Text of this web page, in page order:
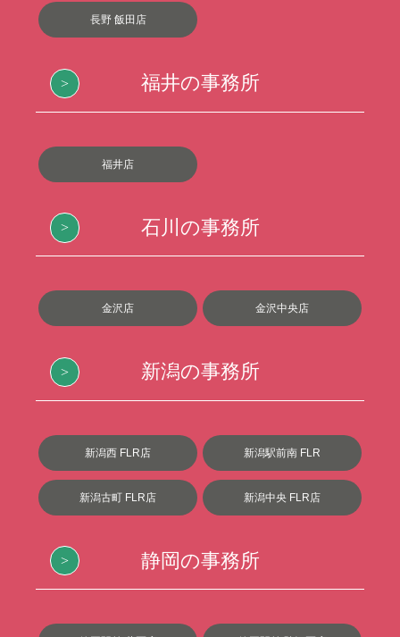
長野 飯田店
福井の事務所
福井店
石川の事務所
金沢店 金沢中央店
新潟の事務所
新潟西 FLR店 新潟駅前南 FLR
新潟古町 FLR店 新潟中央 FLR店
静岡の事務所